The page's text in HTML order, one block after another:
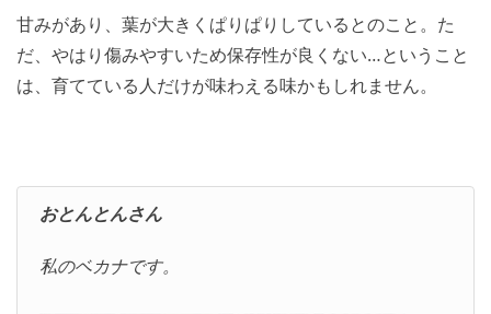
甘みがあり、葉が大きくぱりぱりしているとのこと。た
だ、やはり傷みやすいため保存性が良くない…ということ
は、育てている人だけが味わえる味かもしれません。
おとんとんさん
私のベカナです。